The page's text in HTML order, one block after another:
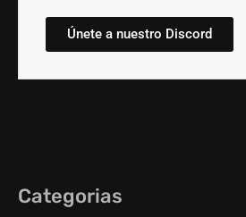
Únete a nuestro Discord
Categorias